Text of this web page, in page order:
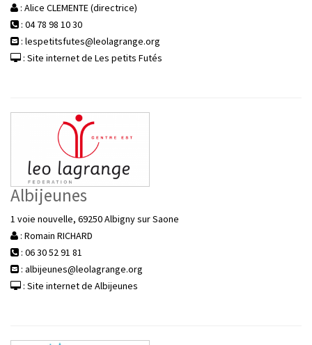
: Alice CLEMENTE (directrice)
: 04 78 98 10 30
: lespetitsfutes@leolagrange.org
: Site internet de Les petits Futés
Albijeunes
1 voie nouvelle, 69250 Albigny sur Saone
: Romain RICHARD
: 06 30 52 91 81
: albijeunes@leolagrange.org
: Site internet de Albijeunes